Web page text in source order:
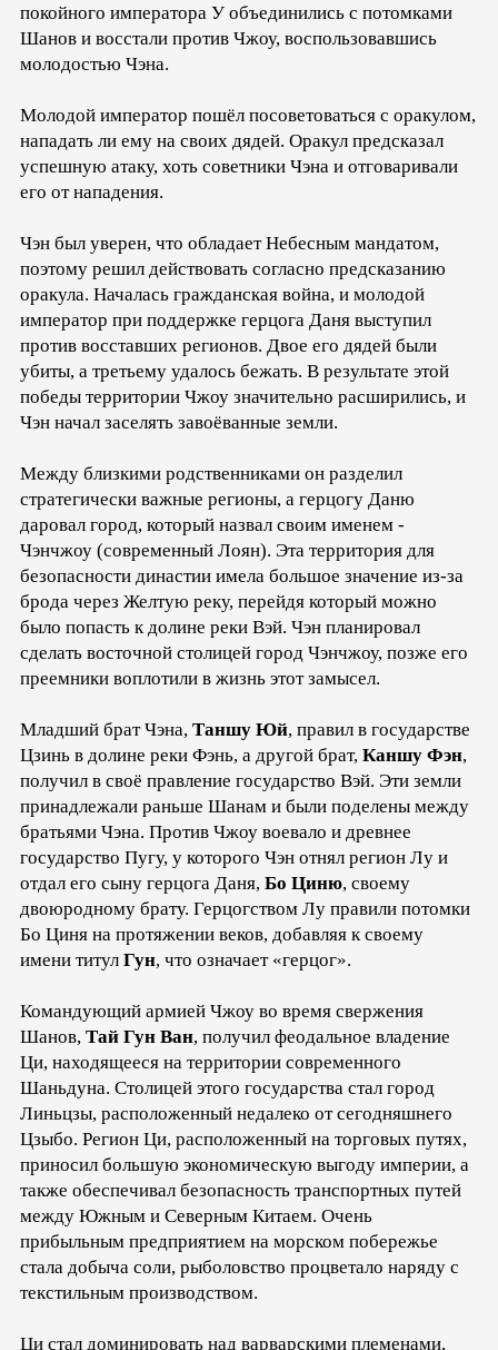
покойного императора У объединились с потомками
Шанов и восстали против Чжоу, воспользовавшись
молодостью Чэна.
Молодой император пошёл посоветоваться с оракулом,
нападать ли ему на своих дядей. Оракул предсказал
успешную атаку, хоть советники Чэна и отговаривали
его от нападения.
Чэн был уверен, что обладает Небесным мандатом,
поэтому решил действовать согласно предсказанию
оракула. Началась гражданская война, и молодой
император при поддержке герцога Даня выступил
против восставших регионов. Двое его дядей были
убиты, а третьему удалось бежать. В результате этой
победы территории Чжоу значительно расширились, и
Чэн начал заселять завоёванные земли.
Между близкими родственниками он разделил
стратегически важные регионы, а герцогу Даню
даровал город, который назвал своим именем -
Чэнчжоу (современный Лоян). Эта территория для
безопасности династии имела большое значение из-за
брода через Желтую реку, перейдя который можно
было попасть к долине реки Вэй. Чэн планировал
сделать восточной столицей город Чэнчжоу, позже его
преемники воплотили в жизнь этот замысел.
Младший брат Чэна, Таншу Юй, правил в государстве
Цзинь в долине реки Фэнь, а другой брат, Каншу Фэн,
получил в своё правление государство Вэй. Эти земли
принадлежали раньше Шанам и были поделены между
братьями Чэна. Против Чжоу воевало и древнее
государство Пугу, у которого Чэн отнял регион Лу и
отдал его сыну герцога Даня, Бо Циню, своему
двоюродному брату. Герцогством Лу правили потомки
Бо Циня на протяжении веков, добавляя к своему
имени титул Гун, что означает «герцог».
Командующий армией Чжоу во время свержения
Шанов, Тай Гун Ван, получил феодальное владение
Ци, находящееся на территории современного
Шаньдуна. Столицей этого государства стал город
Линьцзы, расположенный недалеко от сегодняшнего
Цзыбо. Регион Ци, расположенный на торговых путях,
приносил большую экономическую выгоду империи, а
также обеспечивал безопасность транспортных путей
между Южным и Северным Китаем. Очень
прибыльным предприятием на морском побережье
стала добыча соли, рыболовство процветало наряду с
текстильным производством.
Ци стал доминировать над варварскими племенами,